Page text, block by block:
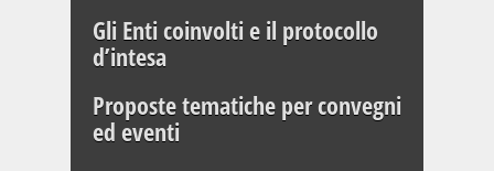
Gli Enti coinvolti e il protocollo
d’intesa
Proposte tematiche per convegni
ed eventi